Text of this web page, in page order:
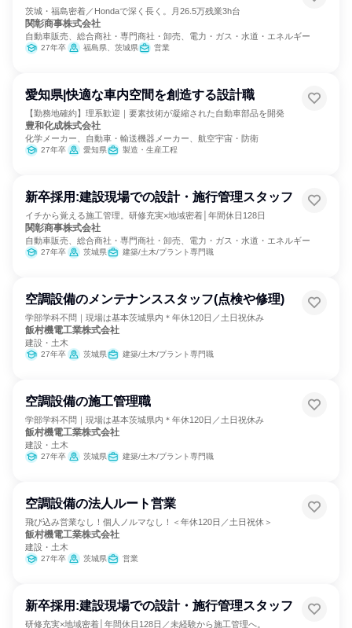
茨城・福島密着／Hondaで深く長く。月26.5万残業3h台
関彰商事株式会社
自動車販売、総合商社・専門商社・卸売、電力・ガス・水道・エネルギー
27年卒 福島県、茨城県 営業
愛知県|快適な車内空間を創造する設計職
【勤務地確約】理系歓迎｜要素技術が凝縮された自動車部品を開発
豊和化成株式会社
化学メーカー、自動車・輸送機器メーカー、航空宇宙・防衛
27年卒 愛知県 製造・生産工程
新卒採用:建設現場での設計・施行管理スタッフ
イチから覚える施工管理。研修充実×地域密着│年間休日128日
関彰商事株式会社
自動車販売、総合商社・専門商社・卸売、電力・ガス・水道・エネルギー
27年卒 茨城県 建築/土木/プラント専門職
空調設備のメンテナンススタッフ(点検や修理)
学部学科不問｜現場は基本茨城県内＊年休120日／土日祝休み
飯村機電工業株式会社
建設・土木
27年卒 茨城県 建築/土木/プラント専門職
空調設備の施工管理職
学部学科不問｜現場は基本茨城県内＊年休120日／土日祝休み
飯村機電工業株式会社
建設・土木
27年卒 茨城県 建築/土木/プラント専門職
空調設備の法人ルート営業
飛び込み営業なし！個人ノルマなし！＜年休120日／土日祝休＞
飯村機電工業株式会社
建設・土木
27年卒 茨城県 営業
新卒採用:建設現場での設計・施行管理スタッフ
研修充実×地域密着│年間休日128日／未経験から施工管理へ。